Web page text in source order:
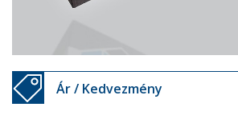
Ár / Kedvezmény